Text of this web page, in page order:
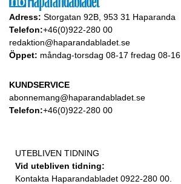
Adress: Storgatan 92B, 953 31 Haparanda
Telefon:+46(0)922-280 00
redaktion@haparandabladet.se
Öppet: måndag-torsdag 08-17 fredag 08-16
KUNDSERVICE
abonnemang@haparandabladet.se
Telefon:+46(0)922-280 00
UTEBLIVEN TIDNING
Vid utebliven tidning:
Kontakta Haparandabladet 0922-280 00.